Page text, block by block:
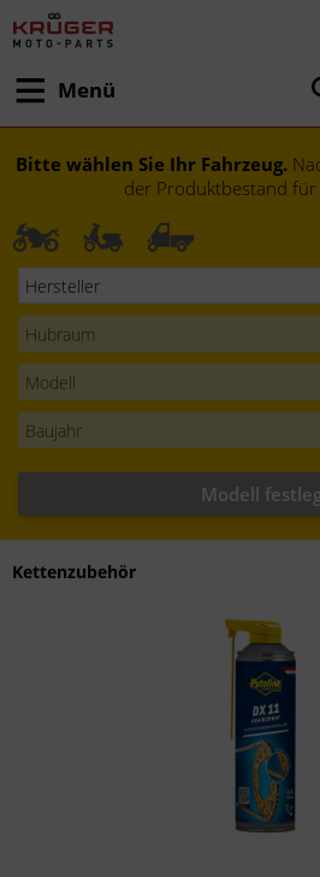
Menü
Bitte wählen Sie Ihr Fahrzeug.
der Produktbestand für
Modell
Kettenzubehör